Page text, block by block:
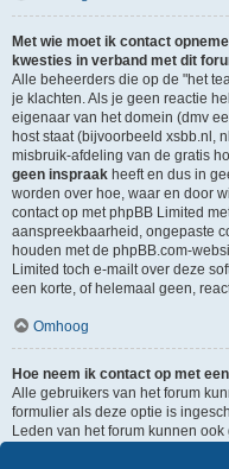
Met wie moet ik contact
kwesties in verband met dit
Alle beheerders die op de "het
je klachten. Als je geen reactie
eigenaar van het domein (dmv
host staat (bijvoorbeeld xsbb.nl,
misbruik-afdeling van de gratis
geen inspraak heeft en dus in
worden over hoe, waar en door
contact op met phpBB Limited
aanspreekbaarheid, ongepaste
houden met de phpBB.com-
Limited toch e-mailt over deze
een korte, of helemaal geen,
Omhoog
Hoe neem ik contact op met
Alle gebruikers van het forum
formulier als deze optie is
Leden van het forum kunnen ook